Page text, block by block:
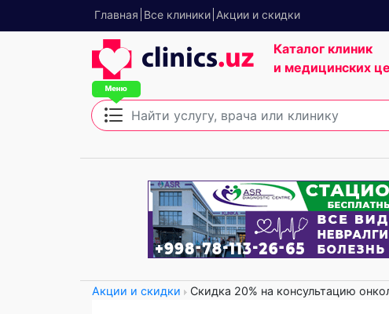
Главная Все клиники Акции и скидки
Каталог клиник
и медицинских
Акции и скидки Скидка 20% на консультацию